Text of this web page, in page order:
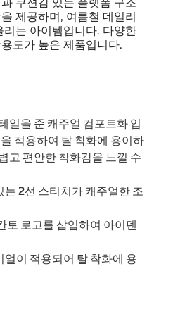
제공하며, 여름철 데일리
는 아이템입니다. 다양한
도가 높은 제품입니다.
일을 준 캐주얼 컴포트화 입
적용하여 탈 착화에 용이하
고 편안한 착화감을 느낄 수
는 2선 스티치가 캐주얼한 조
토 로고를 삽입하여 아이덴
얼이 적용되어 탈 착화에 용